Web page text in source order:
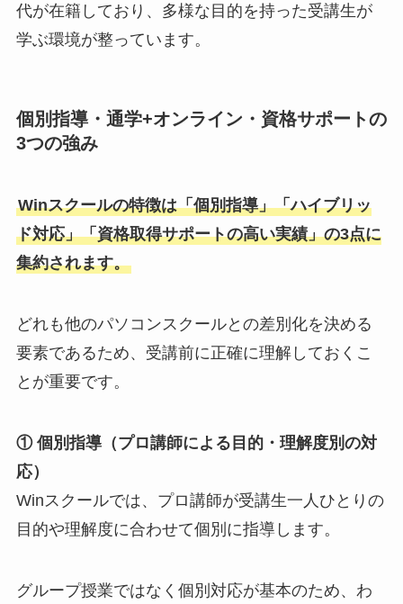
代が在籍しており、多様な目的を持った受講生が
学ぶ環境が整っています。
個別指導・通学+オンライン・資格サポートの
3つの強み
Winスクールの特徴は「個別指導」「ハイブリッ
ド対応」「資格取得サポートの高い実績」の3点に
集約されます。
どれも他のパソコンスクールとの差別化を決める
要素であるため、受講前に正確に理解しておくこ
とが重要です。
① 個別指導（プロ講師による目的・理解度別の対
応）
Winスクールでは、プロ講師が受講生一人ひとりの
目的や理解度に合わせて個別に指導します。
グループ授業ではなく個別対応が基本のため、わ